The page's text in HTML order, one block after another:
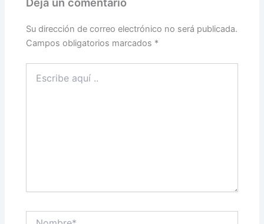
Su dirección de correo electrónico no será publicada.
Campos obligatorios marcados *
aquí